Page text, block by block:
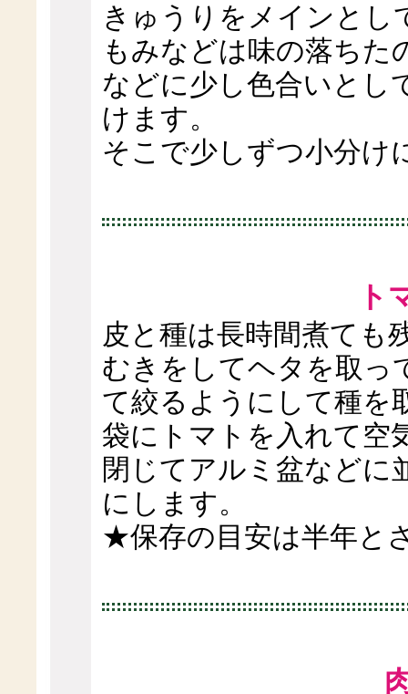
きゅうりをメインとし
もみなどは味の落ちた
などに少し色合いとし
けます。
そこで少しずつ小分け
ト
皮と種は長時間煮ても
むきをしてヘタを取っ
て絞るようにして種を
袋にトマトを入れて空
閉じてアルミ盆などに
にします。
★保存の目安は半年と